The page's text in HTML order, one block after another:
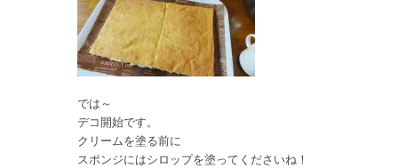
では～
デコ開始です。
クリームを塗る前に
スポンジにはシロップを塗ってくださいね！